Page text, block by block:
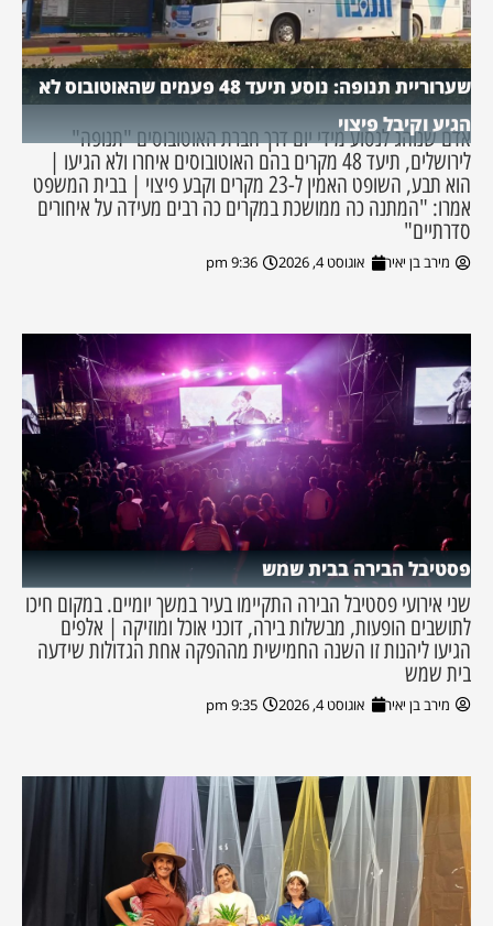
שערוריית תנופה: נוסע תיעד 48 פעמים שהאוטובוס לא
הגיע וקיבל פיצוי
אדם שנוהג לנסוע מידי יום דרך חברת האוטובוסים "תנופה"
לירושלים, תיעד 48 מקרים בהם האוטובוסים איחרו ולא הגיעו |
הוא תבע, השופט האמין ל-23 מקרים וקבע פיצוי | בבית המשפט
אמרו: "המתנה כה ממושכת במקרים כה רבים מעידה על איחורים
סדרתיים"
מירב בן יאיר אוגוסט 4, 2026 9:36 pm
פסטיבל הבירה בבית שמש
שני אירועי פסטיבל הבירה התקיימו בעיר במשך יומיים. במקום חיכו
לתושבים הופעות, מבשלות בירה, דוכני אוכל ומוזיקה | אלפים
הגיעו ליהנות זו השנה החמישית מההפקה אחת הגדולות שידעה
בית שמש
מירב בן יאיר אוגוסט 4, 2026 9:35 pm